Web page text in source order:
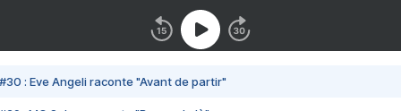
#30 : Eve Angeli raconte "Avant de partir"